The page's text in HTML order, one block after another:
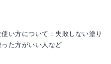
い方について：失敗しない塗り
た方がいい人など